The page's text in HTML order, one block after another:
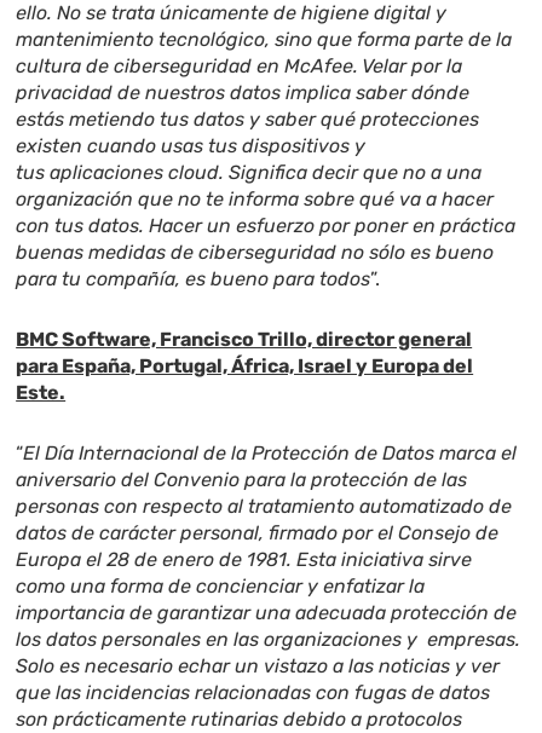
ello. No se trata únicamente de higiene digital y
mantenimiento tecnológico, sino que forma parte de la
cultura de ciberseguridad en McAfee. Velar por la
privacidad de nuestros datos implica saber dónde
estás metiendo tus datos y saber qué protecciones
existen cuando usas tus dispositivos y
tus aplicacionescloud. Significa decir que no a una
organización que no te informa sobre qué va a hacer
con tus datos. Hacer un esfuerzo por poner en práctica
buenas medidas de ciberseguridad no sólo es bueno
para tu compañía, es bueno para todos”.
BMC Software, Francisco Trillo, director general
para España, Portugal, África, Israel y Europa del
Este.
“El Día Internacional de la Protección de Datos marca el
aniversario del Convenio para la protección de las
personas con respecto al tratamiento automatizado de
datos de carácter personal, firmado por el Consejo de
Europa el 28 de enero de 1981. Esta iniciativa sirve
como una forma de concienciar y enfatizar la
importancia de garantizar una adecuada protección de
los datos personales en las organizaciones y empresas.
Solo es necesario echar un vistazo a las noticias y ver
que las incidencias relacionadas con fugas de datos
son prácticamente rutinarias debido a protocolos